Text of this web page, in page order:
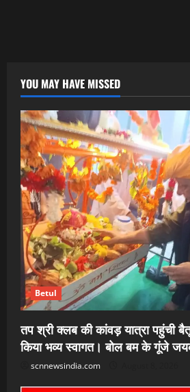
YOU MAY HAVE MISSED
Betul
तप श्री क्लब की कांवड़ यात्रा पहुंची
किया भव्य स्वागत। बोल बम के गूंजे
scnnewsindia.com